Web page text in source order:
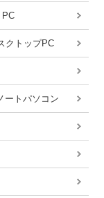
PC
クトップPC
ートパソコン